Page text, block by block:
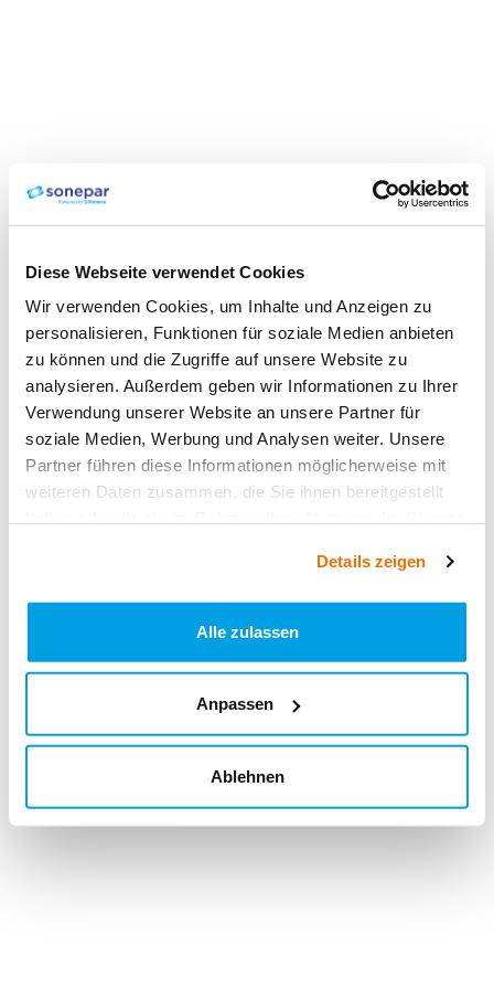
Diese Webseite verwendet Cookies
Wir verwenden Cookies, um Inhalte und Anzeigen zu
personalisieren, Funktionen für soziale Medien anbieten
zu können und die Zugriffe auf unsere Website zu
analysieren. Außerdem geben wir Informationen zu Ihrer
Verwendung unserer Website an unsere Partner für
soziale Medien, Werbung und Analysen weiter. Unsere
Partner führen diese Informationen möglicherweise mit
weiteren Daten zusammen, die Sie ihnen bereitgestellt
Details zeigen
Alle zulassen
Anpassen
Ablehnen